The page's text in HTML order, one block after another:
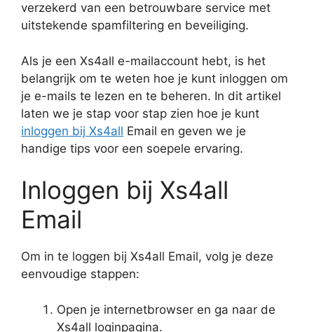
verzekerd van een betrouwbare service met
uitstekende spamfiltering en beveiliging.
Als je een Xs4all e-mailaccount hebt, is het
belangrijk om te weten hoe je kunt inloggen om
je e-mails te lezen en te beheren. In dit artikel
laten we je stap voor stap zien hoe je kunt
inloggen bij Xs4all Email en geven we je
handige tips voor een soepele ervaring.
Inloggen bij Xs4all
Email
Om in te loggen bij Xs4all Email, volg je deze
eenvoudige stappen:
Open je internetbrowser en ga naar de
Xs4all loginpagina.